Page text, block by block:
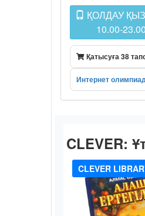
ҚОЛДАУ
10.00-23.00
Қатысуға 38
Интернет
CLEVER:
CLEVER